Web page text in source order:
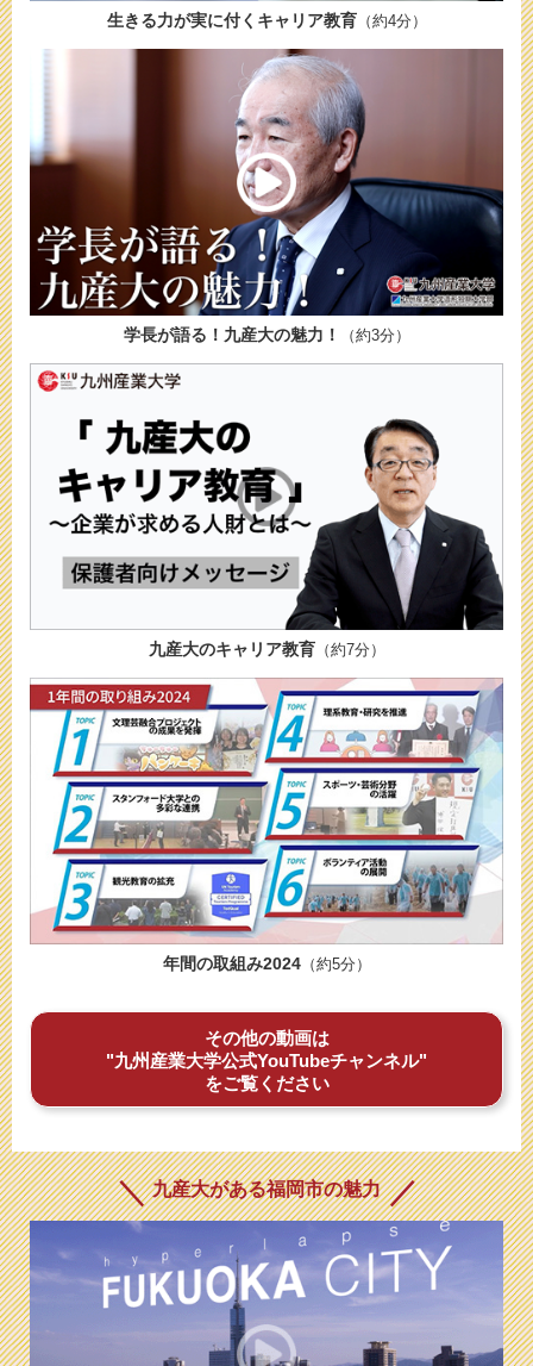
生きる力が実に付くキャリア教育（約4分）
学長が語る！九産大の魅力！ （約3分）
九産大のキャリア教育（約7分）
年間の取組み2024（約5分）
その他の動画は
"九州産業大学公式YouTubeチャンネル"
をご覧ください
九産大がある福岡市の魅力